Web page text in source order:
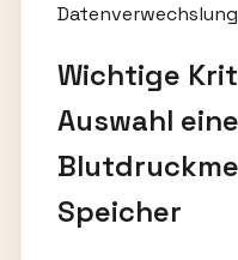
Wichtige
Auswahl
Speicher